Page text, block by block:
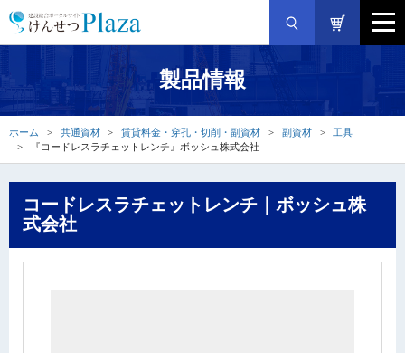
製品情報
ホーム 共通資材 賃貸料金・穿孔・切削・副資材 副資材
工具
『コードレスラチェットレンチ』ボッシュ株式会社
コードレスラチェットレンチ｜ボッシュ株
式会社